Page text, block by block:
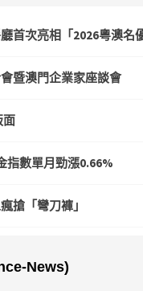
首次亮相「2026粵澳名
暨澳門企業家座談會
面
指數單月勁漲0.66%
搶「彎刀褲」
News)